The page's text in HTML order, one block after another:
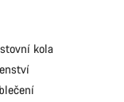
kola